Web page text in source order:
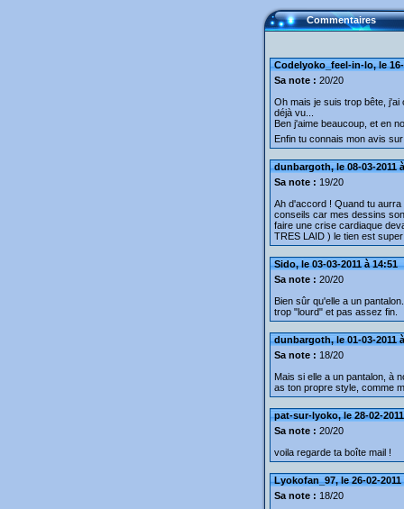
Commentaires
Codelyoko_feel-in-lo, le 16-
Sa note : 20/20
Oh mais je suis trop bête, j'ai
déjà vu...
Ben j'aime beaucoup, et en
Enfin tu connais mon avis
dunbargoth, le 08-03-2011
Sa note : 19/20
Ah d'accord ! Quand tu
conseils car mes dessins
faire une crise cardiaque
TRES LAID ) le tien est super
Sido, le 03-03-2011 à 14:51
Sa note : 20/20
Bien sûr qu'elle a un
trop "lourd" et pas assez fin.
dunbargoth, le 01-03-2011
Sa note : 18/20
Mais si elle a un pantalon, à
as ton propre style, comme
pat-sur-lyoko, le 28-02-
Sa note : 20/20
voila regarde ta boîte mail !
Lyokofan_97, le 26-02-2011
Sa note : 18/20